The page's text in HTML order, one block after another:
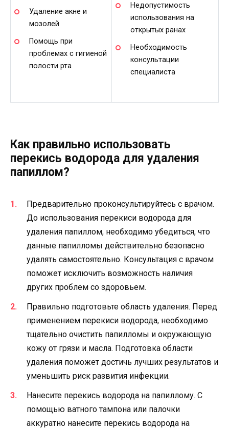
Удаление акне и
мозолей
Помощь при
проблемах с гигиеной
полости рта
Недопустимость
использования на
открытых ранах
Необходимость
консультации
специалиста
Как правильно использовать
перекись водорода для удаления
папиллом?
Предварительно проконсультируйтесь с врачом.
До использования перекиси водорода для
удаления папиллом, необходимо убедиться, что
данные папилломы действительно безопасно
удалять самостоятельно. Консультация с врачом
поможет исключить возможность наличия
других проблем со здоровьем.
Правильно подготовьте область удаления. Перед
применением перекиси водорода, необходимо
тщательно очистить папилломы и окружающую
кожу от грязи и масла. Подготовка области
удаления поможет достичь лучших результатов и
уменьшить риск развития инфекции.
Нанесите перекись водорода на папиллому. С
помощью ватного тампона или палочки
аккуратно нанесите перекись водорода на